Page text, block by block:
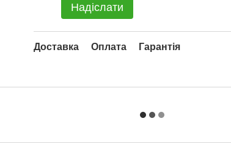
Надіслати
Доставка Оплата Гарантія